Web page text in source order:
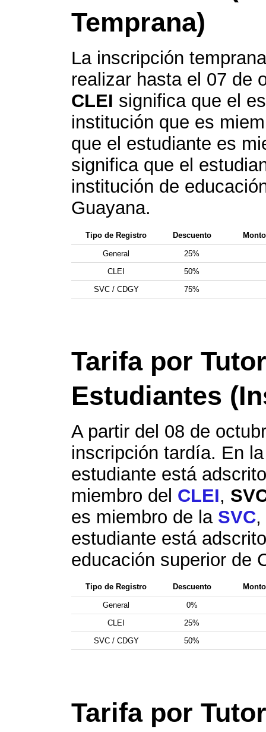
Temprana)
La inscripción
realizar hasta el 07 de
CLEI significa que el
institución que es
que el estudiante es
significa que el
institución de
Guayana.
Tipo de Registro Descuento
General
25%
CLEI
50%
SVC / CDGY
75%
Tarifa por
Estudiantes
A partir del 08 de
inscripción tardía. En
estudiante está
miembro del CLEI,
es miembro de la SVC
estudiante está
educación superior de
Tipo de Registro Descuento
General
0%
CLEI
25%
SVC / CDGY
50%
Tarifa por